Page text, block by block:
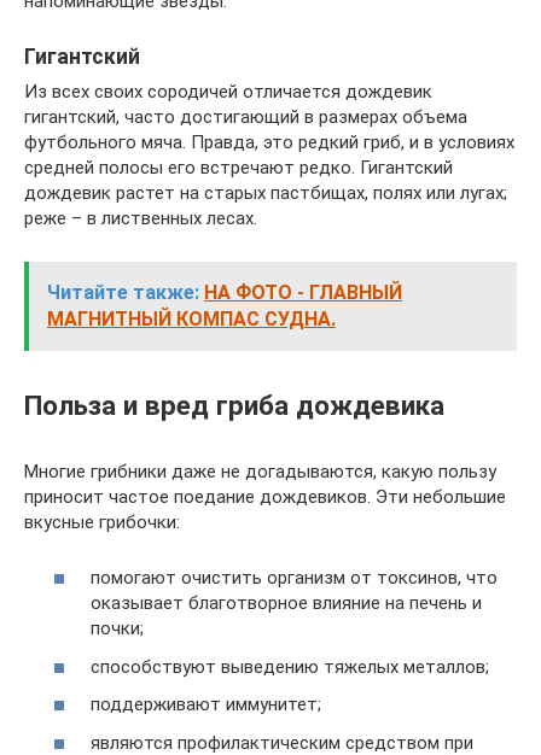
Гигантский
Из всех своих сородичей отличается дождевик
гигантский, часто достигающий в размерах объема
футбольного мяча. Правда, это редкий гриб, и в условиях
средней полосы его встречают редко. Гигантский
дождевик растет на старых пастбищах, полях или лугах;
реже – в лиственных лесах.
Читайте также: НА ФОТО - ГЛАВНЫЙ
МАГНИТНЫЙ КОМПАС СУДНА.
Польза и вред гриба дождевика
Многие грибники даже не догадываются, какую пользу
приносит частое поедание дождевиков. Эти небольшие
вкусные грибочки:
помогают очистить организм от токсинов, что
оказывает благотворное влияние на печень и
почки;
способствуют выведению тяжелых металлов;
поддерживают иммунитет;
являются профилактическим средством при